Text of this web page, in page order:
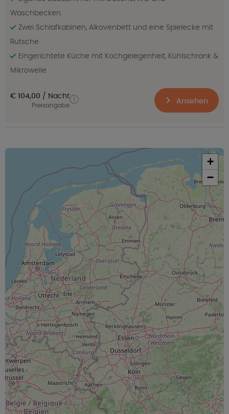
Waschbecken.
Zwei Schlafkabinen, Alkovenbett und eine Spielecke mit
Rutsche
Eingerichtete Küche mit Kochgelegenheit, Kühlschrank &
Mikrowelle
€ 104,00 Nacht
Preisangabe Ansehen
+
−